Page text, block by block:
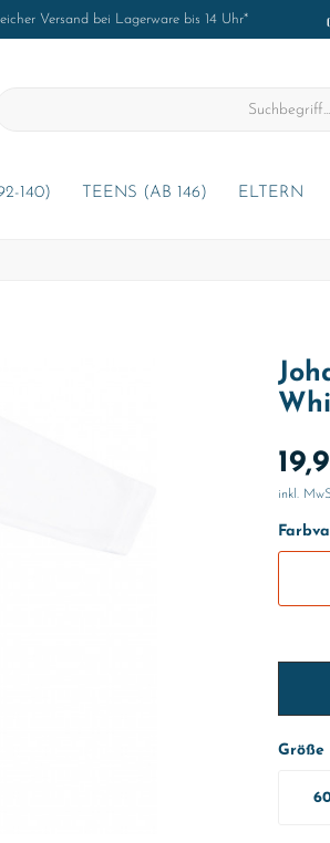
Versand bei Lagerware bis 14 Uhr*
140) TEENS (AB 146) ELTERN
inkl.
Größe